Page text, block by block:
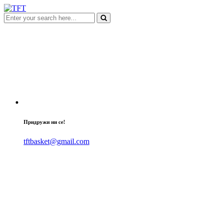
Придружи ни се!
tftbasket@gmail.com